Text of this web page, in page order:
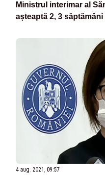
Ministrul interimar al
așteaptă 2, 3 săptămâni
4 aug. 2021, 09:57